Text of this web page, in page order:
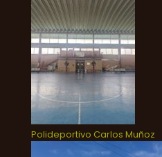
Polideportivo Carlos Muñoz